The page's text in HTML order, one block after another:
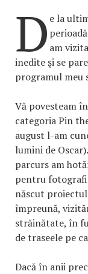
D e la
am
inedite şi se
programul meu
Vă povesteam
categoria Pin
august l-am
lumini de
parcurs am
pentru
născut
împreună,
străinătate, în
de traseele pe
Dacă în anii